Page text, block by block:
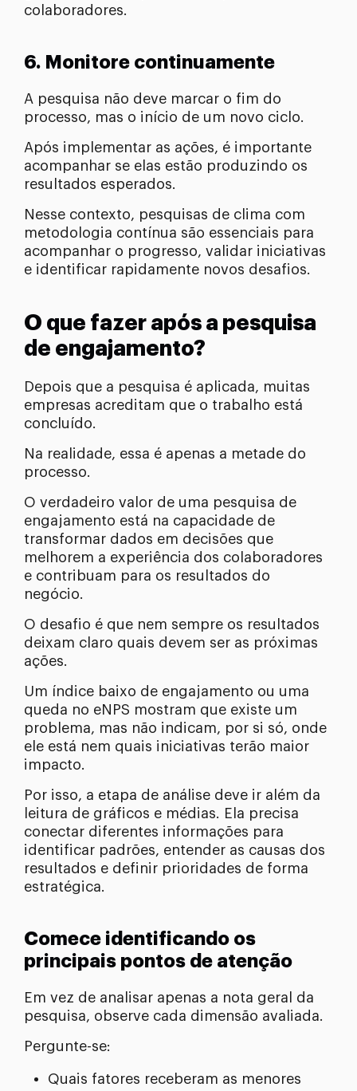
colaboradores.
6. Monitore continuamente
A pesquisa não deve marcar o fim do
processo, mas o início de um novo ciclo.
Após implementar as ações, é importante
acompanhar se elas estão produzindo os
resultados esperados.
Nesse contexto, pesquisas de clima com
metodologia contínua são essenciais para
acompanhar o progresso, validar iniciativas
e identificar rapidamente novos desafios.
O que fazer após a pesquisa
de engajamento?
Depois que a pesquisa é aplicada, muitas
empresas acreditam que o trabalho está
concluído.
Na realidade, essa é apenas a metade do
processo.
O verdadeiro valor de uma pesquisa de
engajamento está na capacidade de
transformar dados em decisões que
melhorem a experiência dos colaboradores
e contribuam para os resultados do
negócio.
O desafio é que nem sempre os resultados
deixam claro quais devem ser as próximas
ações.
Um índice baixo de engajamento ou uma
queda no eNPS mostram que existe um
problema, mas não indicam, por si só, onde
ele está nem quais iniciativas terão maior
impacto.
Por isso, a etapa de análise deve ir além da
leitura de gráficos e médias. Ela precisa
conectar diferentes informações para
identificar padrões, entender as causas dos
resultados e definir prioridades de forma
estratégica.
Comece identificando os
principais pontos de atenção
Em vez de analisar apenas a nota geral da
pesquisa, observe cada dimensão avaliada.
Pergunte-se:
Quais fatores receberam as menores